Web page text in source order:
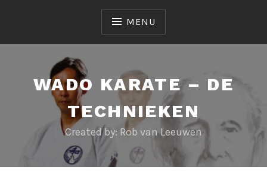
MENU
WADO KARATE – DE
TECHNIEKEN
Created by: Rob van Leeuwen